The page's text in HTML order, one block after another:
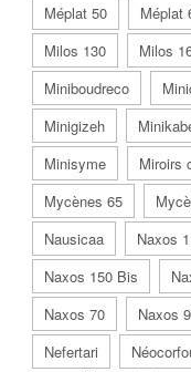
Méplat 50
Méplat
Milos 130
Milos
Miniboudreco
Minigizeh
Minisyme
Miroirs
Mycènes 65
Nausicaa
Naxos
Naxos 150 Bis
Naxos 70
Naxos
Nefertari